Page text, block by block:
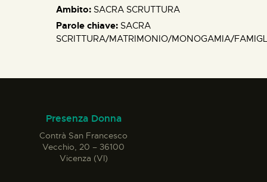
Ambito: SACRA SCRUTTURA
Parole chiave: SACRA
SCRITTURA/MATRIMONIO/MONOGAMIA/
Presenza Donna
Contrà San Francesco
Vecchio, 20 – 36100
Vicenza (VI)